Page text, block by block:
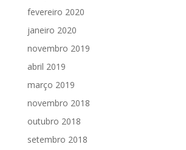
fevereiro 2020
janeiro 2020
novembro 2019
abril 2019
março 2019
novembro 2018
outubro 2018
setembro 2018